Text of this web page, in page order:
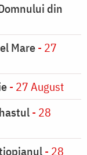
din
Mare- 27
- 27 August
- 28
- 28